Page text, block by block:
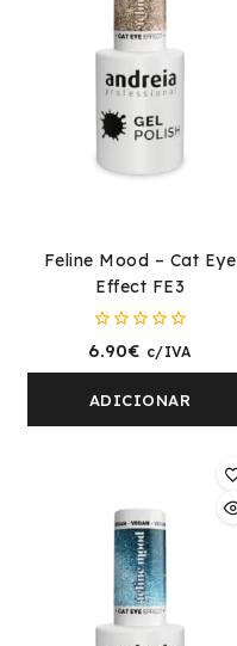
Feline Mood – Cat Eye
Effect FE3
0
fora
5
6.90€ c/IVA
ADICIONAR